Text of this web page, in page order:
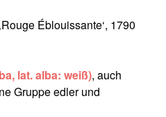
Éblouissante‘, 1790
lat. alba: weiß), auch
Gruppe edler und